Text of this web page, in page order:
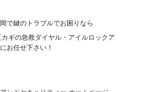
で鍵のトラブルでお困りなら
ギの急救ダイヤル・アイルロックア
お任せ下さい！